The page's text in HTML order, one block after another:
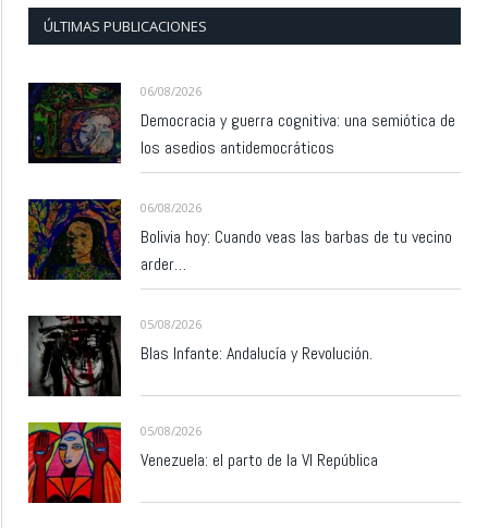
ÚLTIMAS PUBLICACIONES
06/08/2026
Democracia y guerra cognitiva: una semiótica de
los asedios antidemocráticos
06/08/2026
Bolivia hoy: Cuando veas las barbas de tu vecino
arder…
05/08/2026
Blas Infante: Andalucía y Revolución.
05/08/2026
Venezuela: el parto de la VI República